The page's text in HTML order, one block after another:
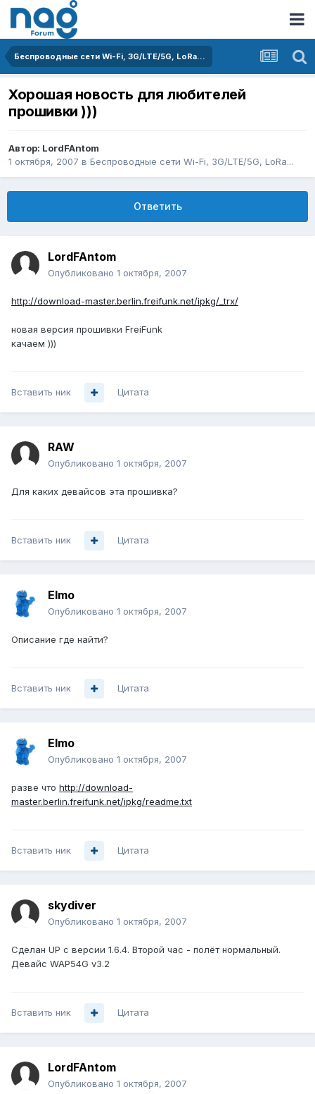
Беспроводные сети Wi-Fi, 3G/LTE/5G, LoRa...
Хорошая новость для любителей
прошивки )))
Автор: LordFAntom
1 октября, 2007 в Беспроводные сети Wi-Fi, 3G/LTE/5G, LoRa...
Ответить
LordFAntom
Опубликовано 1 октября, 2007
http://download-master.berlin.freifunk.net/ipkg/_trx/
новая версия прошивки FreiFunk
качаем )))
Вставить ник Цитата
RAW
Опубликовано 1 октября, 2007
Для каких девайсов эта прошивка?
Вставить ник Цитата
Elmo
Опубликовано 1 октября, 2007
Описание где найти?
Вставить ник Цитата
Elmo
Опубликовано 1 октября, 2007
разве что http://download-
master.berlin.freifunk.net/ipkg/readme.txt
Вставить ник Цитата
skydiver
Опубликовано 1 октября, 2007
Сделан UP c версии 1.6.4. Второй час - полёт нормальный.
Девайс WAP54G v3.2
Вставить ник Цитата
LordFAntom
Опубликовано 1 октября, 2007